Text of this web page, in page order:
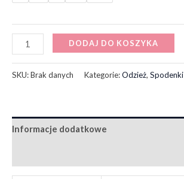
DODAJ DO KOSZYKA
SKU:Brak danych Kategorie:Odzież, Spodenki
Informacje dodatkowe